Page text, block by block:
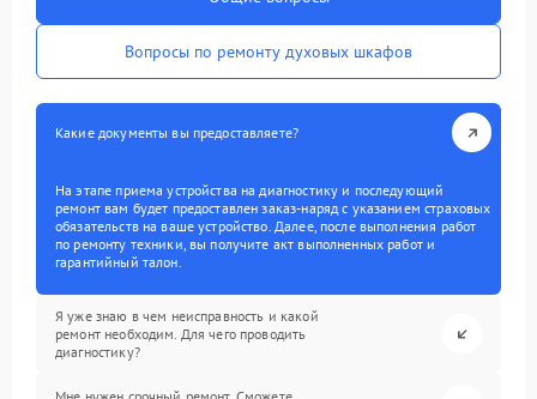
Вопросы по ремонту духовых шкафов
Какие документы вы предоставляете?
На этапе приема устройства на диагностику и последующий
ремонт вам будет предоставлен заказ-наряд с указанием страховых
обязательств на ваше устройство. Далее, после выполнения работ
по ремонту техники, вы получите акт выполненных работ и
гарантийный талон.
Я уже знаю в чем неисправность и какой
ремонт необходим. Для чего проводить
диагностику?